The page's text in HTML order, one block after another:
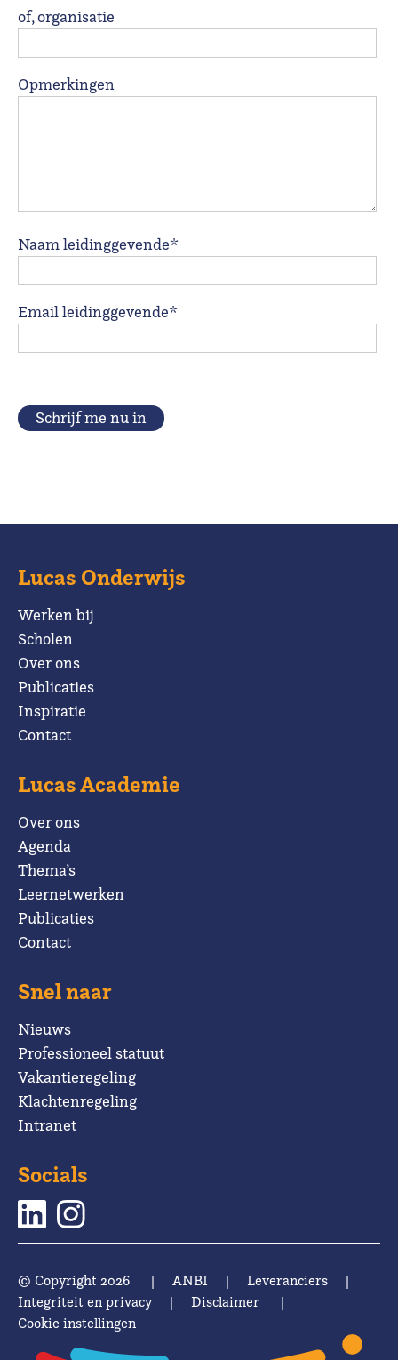
of, organisatie
Opmerkingen
Naam leidinggevende*
Email leidinggevende*
Schrijf me nu in
Lucas Onderwijs
Werken bij
Scholen
Over ons
Publicaties
Inspiratie
Contact
Lucas Academie
Over ons
Agenda
Thema’s
Leernetwerken
Publicaties
Contact
Snel naar
Nieuws
Professioneel statuut
Vakantieregeling
Klachtenregeling
Intranet
Socials
© Copyright 2026 | ANBI | Leveranciers
|
Integriteit en privacy
| Disclaimer
|
Cookie instellingen